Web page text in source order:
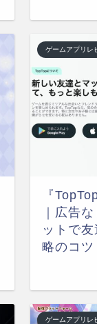
ゲームアプリレ
『
｜広告
ットで
略のコツ
ゲームアプリレ